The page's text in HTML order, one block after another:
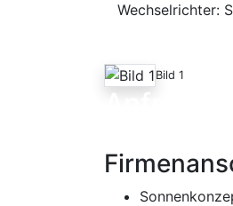
Wechselrichter:
Bild 1
Anfrage